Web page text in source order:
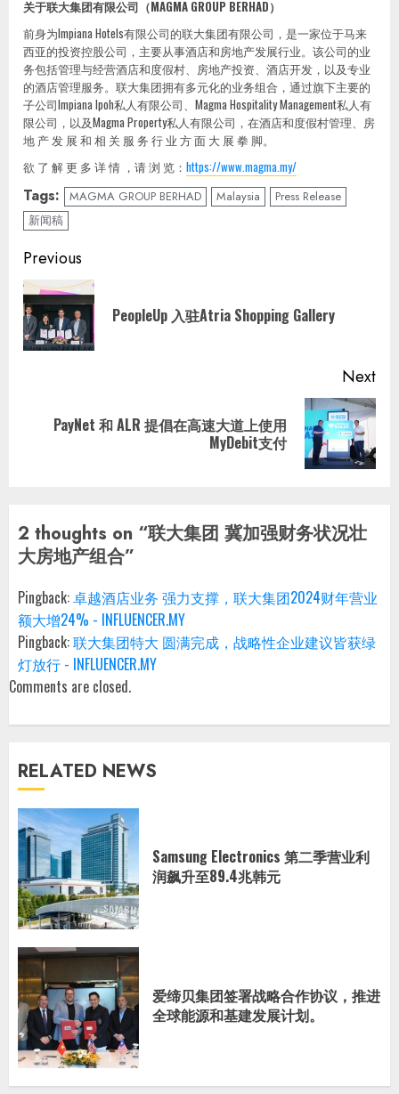
关于联大集团有限公司（MAGMA GROUP BERHAD）
前身为Impiana Hotels有限公司的联大集团有限公司，是一家位于马来
西亚的投资控股公司，主要从事酒店和房地产发展行业。该公司的业
务包括管理与经营酒店和度假村、房地产投资、酒店开发，以及专业
的酒店管理服务。联大集团拥有多元化的业务组合，通过旗下主要的
子公司Impiana Ipoh私人有限公司、Magma Hospitality Management私人有
限公司，以及Magma Property私人有限公司，在酒店和度假村管理、房
地 产 发 展 和 相 关 服 务 行 业 方 面 大 展 拳 脚。
欲 了 解 更 多 详 情 ，请 浏 览： https://www.magma.my/
Tags: MAGMA GROUP BERHAD Malaysia
Press Release
新闻稿
Continue
Reading
Previous
PeopleUp 入驻Atria Shopping Gallery
Next
NextPayNet 和 ALR 提倡在高速大道上使用
MyDebit支付
2 thoughts on “联大集团 冀加强财务状况壮
大房地产组合”
Pingback:卓越酒店业务 强力支撑，联大集团2024财年营业
额大增24% - INFLUENCER.MY
Pingback:联大集团特大 圆满完成，战略性企业建议皆获绿
灯放行 - INFLUENCER.MY
Comments are closed.
RELATED NEWS
Samsung Electronics 第二季营业利
润飙升至89.4兆韩元
爱缔贝集团签署战略合作协议，推进
全球能源和基建发展计划。